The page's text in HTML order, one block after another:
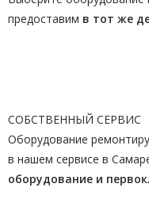
предоставим в тот же
СОБСТВЕННЫЙ СЕРВИС
Оборудование
в нашем сервисе в
оборудование и